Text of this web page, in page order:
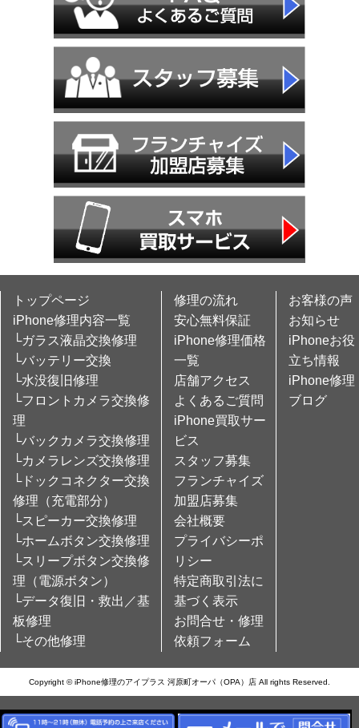
トップページ
iPhone修理内容一覧
└ガラス液晶交換修理
└バッテリー交換
└水没復旧修理
└フロントカメラ交換修
理
└バックカメラ交換修理
└カメラレンズ交換修理
└ドックコネクター交換
修理（充電部分）
└スピーカー交換修理
└ホームボタン交換修理
└スリープボタン交換修
理（電源ボタン）
└データ復旧・救出／基
板修理
└その他修理
修理の流れ
安心無料保証
iPhone修理価格
一覧
店舗アクセス
よくあるご質問
iPhone買取サー
ビス
スタッフ募集
フランチャイズ
加盟店募集
会社概要
プライバシーポ
リシー
特定商取引法に
基づく表示
お問合せ・修理
依頼フォーム
お客様の声
お知らせ
iPhoneお役
立ち情報
iPhone修理
ブログ
Copyright © iPhone修理のアイプラス 河原町オーパ（OPA）店 All rights Reserved.